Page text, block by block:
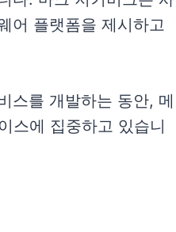
어 플랫폼을 제시하고
스를 개발하는 동안, 메
스에 집중하고 있습니